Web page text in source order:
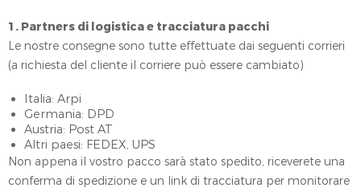
1. Partners di logistica e tracciatura pacchi
Le nostre consegne sono tutte effettuate dai seguenti corrieri
(a richiesta del cliente il corriere può essere cambiato)
Italia: Arpi
Germania: DPD
Austria: Post AT
Altri paesi: FEDEX, UPS
Non appena il vostro pacco sarà stato spedito, riceverete una
conferma di spedizione e un link di tracciatura per monitorare